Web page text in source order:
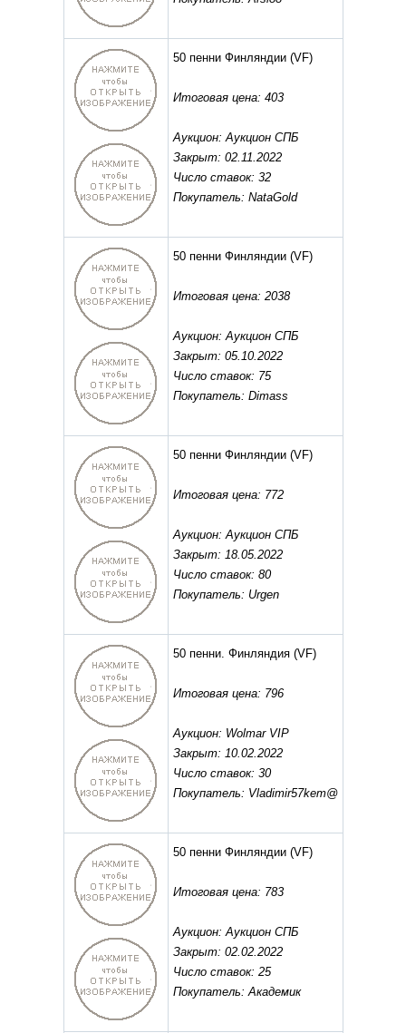
50 пенни Финляндии(VF)
Итоговая цена: 403
Аукцион: Аукцион СПБ
Закрыт: 02.11.2022
Число ставок: 32
Покупатель: NataGold
50 пенни Финляндии(VF)
Итоговая цена: 2038
Аукцион: Аукцион СПБ
Закрыт: 05.10.2022
Число ставок: 75
Покупатель: Dimass
50 пенни Финляндии(VF)
Итоговая цена: 772
Аукцион: Аукцион СПБ
Закрыт: 18.05.2022
Число ставок: 80
Покупатель: Urgen
50 пенни. Финляндия(VF)
Итоговая цена: 796
Аукцион: Wolmar VIP
Закрыт: 10.02.2022
Число ставок: 30
Покупатель: Vladimir57kem@
50 пенни Финляндии(VF)
Итоговая цена: 783
Аукцион: Аукцион СПБ
Закрыт: 02.02.2022
Число ставок: 25
Покупатель: Академик